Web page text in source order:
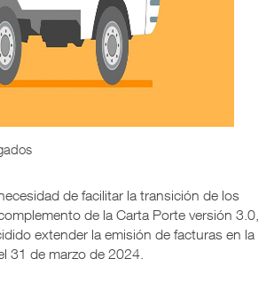
de facilitar la transición de los
de la Carta Porte versión 3.0,
extender la emisión de facturas en la
31 de marzo de 2024.